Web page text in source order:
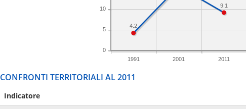
1991 2001 2011
0
5
10
9.1
4.2
CONFRONTI TERRITORIALI AL 2011
Indicatore